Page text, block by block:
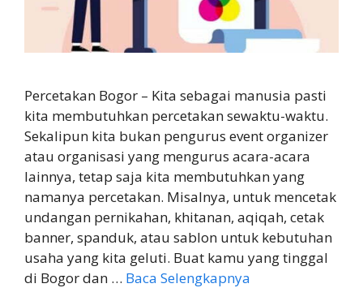
Percetakan Bogor – Kita sebagai manusia pasti
kita membutuhkan percetakan sewaktu-waktu.
Sekalipun kita bukan pengurus event organizer
atau organisasi yang mengurus acara-acara
lainnya, tetap saja kita membutuhkan yang
namanya percetakan. Misalnya, untuk mencetak
undangan pernikahan, khitanan, aqiqah, cetak
banner, spanduk, atau sablon untuk kebutuhan
usaha yang kita geluti. Buat kamu yang tinggal
di Bogor dan … Baca Selengkapnya